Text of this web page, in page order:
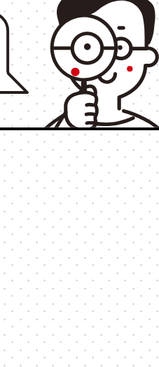
マウント型
多角形
バック型
ドーム型
開くタイプ
ステッチ留め
のせふた式
マグネット付き
底ワンタッチ
フラップ式
多角形
バック型
ドーム型